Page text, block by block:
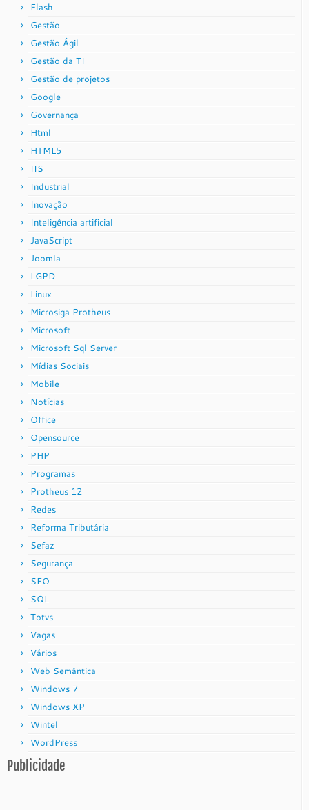
Flash
Gestão
Gestão Ágil
Gestão da TI
Gestão de projetos
Google
Governança
Html
HTML5
IIS
Industrial
Inovação
Inteligência artificial
JavaScript
Joomla
LGPD
Linux
Microsiga Protheus
Microsoft
Microsoft Sql Server
Mídias Sociais
Mobile
Notícias
Office
Opensource
PHP
Programas
Protheus 12
Redes
Reforma Tributária
Sefaz
Segurança
SEO
SQL
Totvs
Vagas
Vários
Web Semântica
Windows 7
Windows XP
Wintel
WordPress
Publicidade